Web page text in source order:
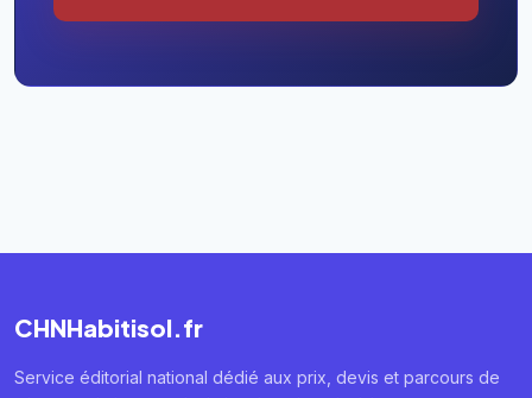
CHNHabitisol.fr
Service éditorial national dédié aux prix, devis et parcours de